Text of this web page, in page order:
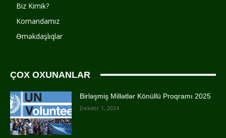
Biz Kimik?
Komandamız
Əməkdaşlıqlar
ÇOX OXUNANLAR
Birləşmiş Millətlər Könüllü Proqramı 2025
Dekabr 1, 2024